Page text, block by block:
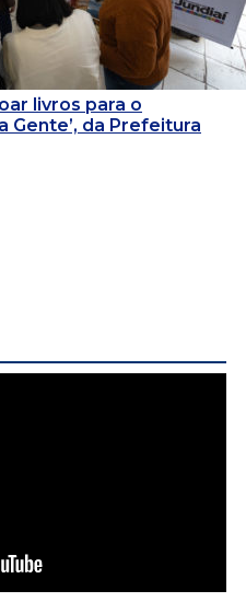
livros para o
Gente’, da Prefeitura